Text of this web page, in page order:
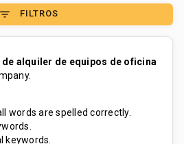
filter_list FILTROS
alquiler de equipos de oficina
words are spelled correctly.
keywords.